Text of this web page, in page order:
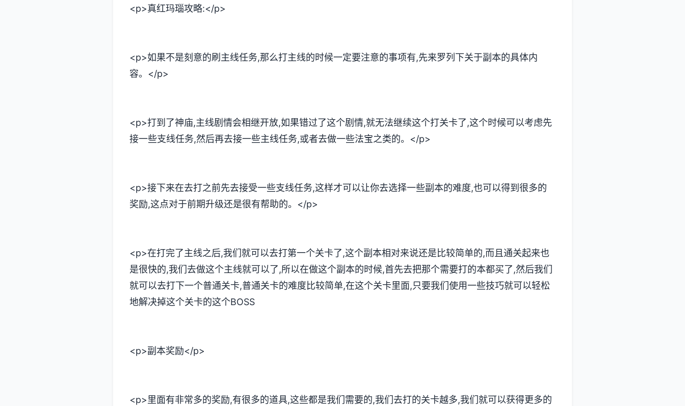
<p>真红玛瑙攻略:</p>
<p>如果不是刻意的刷主线任务,那么打主线的时候一定要注意的事项有,先来罗列下关于副本的具体内
容。</p>
<p>打到了神庙,主线剧情会相继开放,如果错过了这个剧情,就无法继续这个打关卡了,这个时候可以考虑先
接一些支线任务,然后再去接一些主线任务,或者去做一些法宝之类的。</p>
<p>接下来在去打之前先去接受一些支线任务,这样才可以让你去选择一些副本的难度,也可以得到很多的
奖励,这点对于前期升级还是很有帮助的。</p>
<p>在打完了主线之后,我们就可以去打第一个关卡了,这个副本相对来说还是比较简单的,而且通关起来也
是很快的,我们去做这个主线就可以了,所以在做这个副本的时候,首先去把那个需要打的本都买了,然后我们
就可以去打下一个普通关卡,普通关卡的难度比较简单,在这个关卡里面,只要我们使用一些技巧就可以轻松
地解决掉这个关卡的这个BOSS
<p>副本奖励</p>
<p>里面有非常多的奖励,有很多的道具,这些都是我们需要的,我们去打的关卡越多,我们就可以获得更多的